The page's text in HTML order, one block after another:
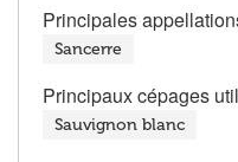
Principales
Sancerre
Principaux cépages
Sauvignon blanc